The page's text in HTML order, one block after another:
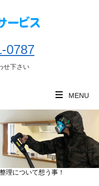
0787
せ下さい
MENU
理について想う事！